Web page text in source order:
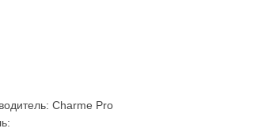
Charme Pro